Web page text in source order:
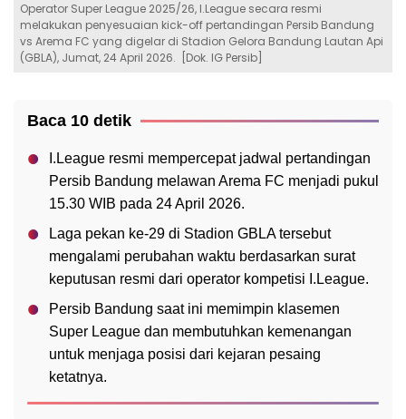
Operator Super League 2025/26, I.League secara resmi
melakukan penyesuaian kick-off pertandingan Persib Bandung
vs Arema FC yang digelar di Stadion Gelora Bandung Lautan Api
(GBLA), Jumat, 24 April 2026. [Dok. IG Persib]
Baca 10 detik
I.League resmi mempercepat jadwal pertandingan
Persib Bandung melawan Arema FC menjadi pukul
15.30 WIB pada 24 April 2026.
Laga pekan ke-29 di Stadion GBLA tersebut
mengalami perubahan waktu berdasarkan surat
keputusan resmi dari operator kompetisi I.League.
Persib Bandung saat ini memimpin klasemen
Super League dan membutuhkan kemenangan
untuk menjaga posisi dari kejaran pesaing
ketatnya.